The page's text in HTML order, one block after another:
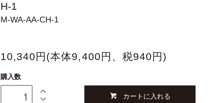
H-1
M-WA-AA-CH-1
10,340円(本体9,400円、税940円)
購入数
カートに入れる